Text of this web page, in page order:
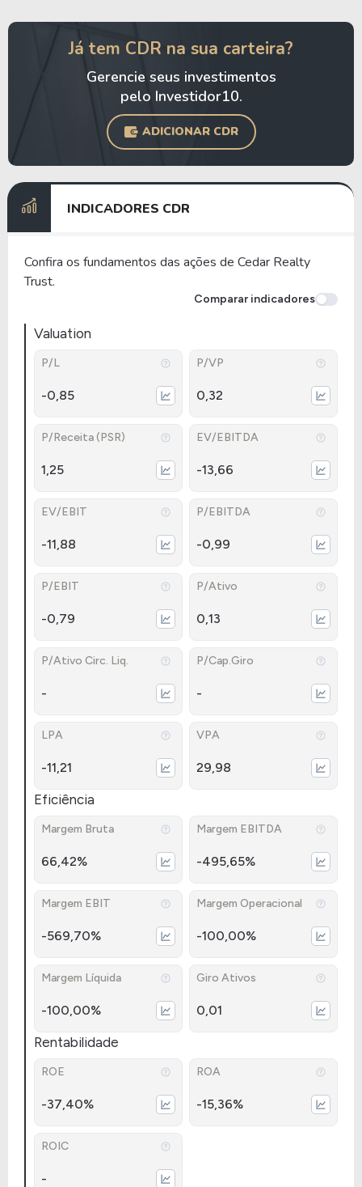
Já tem CDR na sua carteira?
Gerencie seus investimentos
pelo Investidor10.
ADICIONAR CDR
INDICADORES CDR
Confira os fundamentos das ações de Cedar Realty
Trust.
Comparar indicadores
Valuation
P/L
-0,85
P/VP
0,32
P/Receita (PSR)
1,25
EV/EBITDA
-13,66
EV/EBIT
-11,88
P/EBITDA
-0,99
P/EBIT
-0,79
P/Ativo
0,13
P/Ativo Circ. Liq.
-
P/Cap.Giro
-
LPA
-11,21
VPA
29,98
Eficiência
Margem Bruta
66,42%
Margem EBITDA
-495,65%
Margem EBIT
-569,70%
Margem Operacional
-100,00%
Margem Líquida
-100,00%
Giro Ativos
0,01
Rentabilidade
ROE
-37,40%
ROA
-15,36%
ROIC
-